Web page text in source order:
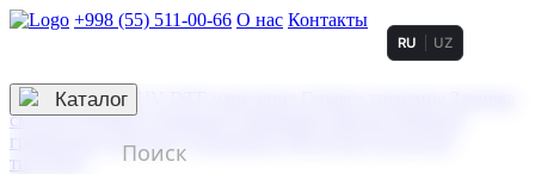
+998 (55) 511-00-66 О нас Контакты
3D гравировка
смолой (Doming)
гравировка твердая
тиснение
RU UZ
Каталог